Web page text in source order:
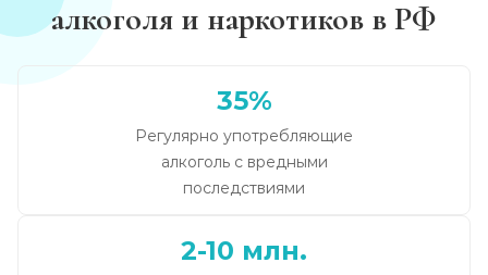
алкоголя и наркотиков в РФ
35%
Регулярно употребляющие
алкоголь с вредными
последствиями
2-10 млн.